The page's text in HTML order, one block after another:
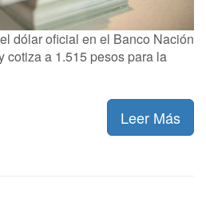
dólar oficial en el Banco Nación
cotiza a 1.515 pesos para la
Leer Más